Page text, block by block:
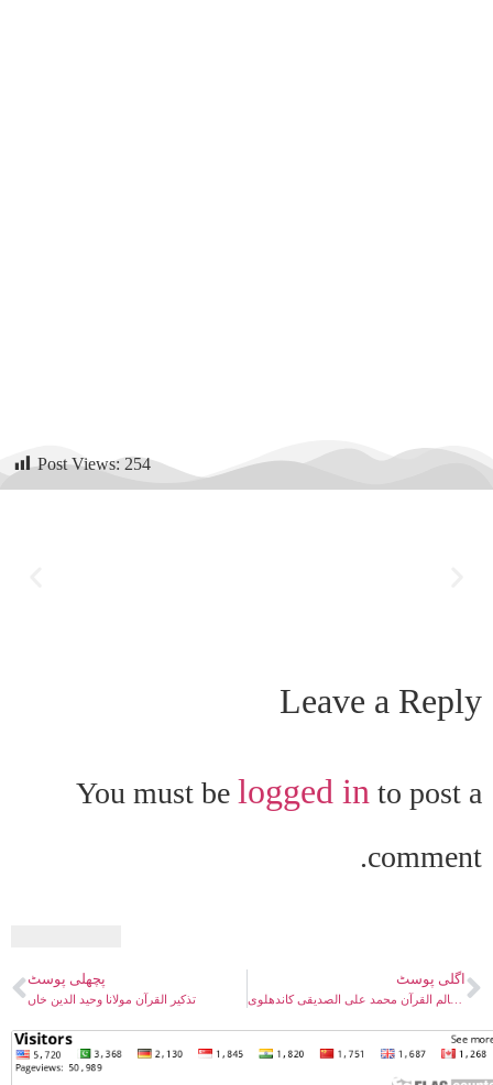
Post Views: 254
Leave a Reply
You must be logged in to post a
comment.
پچھلی پوسٹ
تذکیر القرآن مولانا وحید الدین خاں
اگلی پوسٹ
تفسیر معالم القرآن محمد علی الصدیقی کاندھلوی